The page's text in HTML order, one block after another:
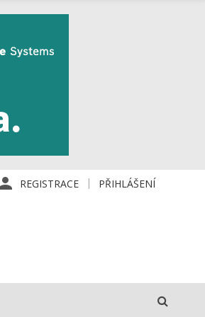
REGISTRACE PŘIHLÁŠENÍ